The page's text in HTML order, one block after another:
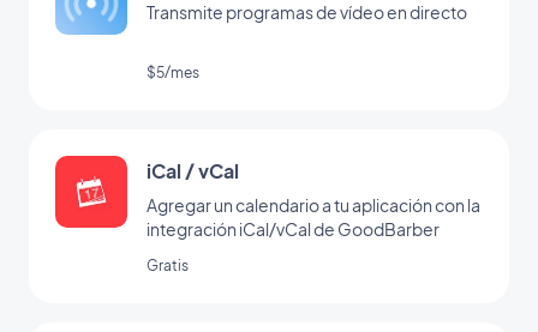
Transmite programas de vídeo en directo
$5/mes
iCal / vCal
Agregar un calendario a tu aplicación con la
integración iCal/vCal de GoodBarber
Gratis